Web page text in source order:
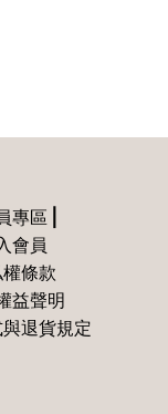
專區⎪
會員
權條款
益聲明
退貨規定